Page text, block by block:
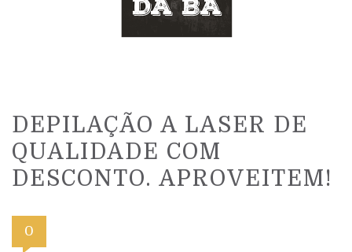
DEPILAÇÃO A LASER DE
QUALIDADE COM
DESCONTO. APROVEITEM!
0